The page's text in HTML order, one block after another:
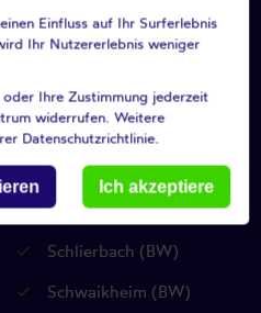
Reichenbach an der Fils
(BW)
Remshalden (BW)
Reutlingen (BW)
Rudersberg (BW)
Sankt Johann (RP)
Schlierbach (BW)
Schwaikheim (BW)
Einfluss auf Ihr Surferlebnis
Ihr Nutzererlebnis weniger
Ihre Zustimmung jederzeit
widerrufen. Weitere
Datenschutzrichtlinie.
Ich akzeptiere